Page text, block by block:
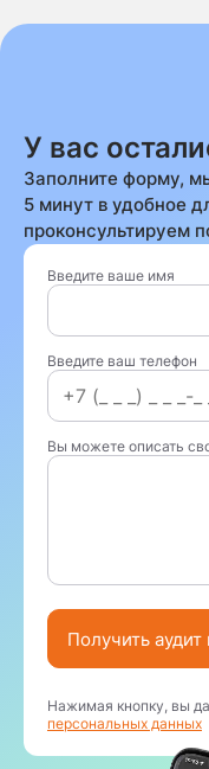
У вас
Заполните форму,
5 минут в удобное
проконсультируем
Введите ваше имя
Введите ваш телефон
Вы можете описать
Получить
Нажимая кнопку, вы
персональных данных